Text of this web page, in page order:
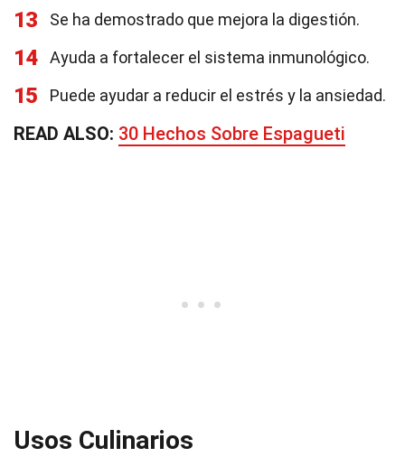
13 Se ha demostrado que mejora la digestión.
14 Ayuda a fortalecer el sistema inmunológico.
15 Puede ayudar a reducir el estrés y la ansiedad.
READ ALSO: 30 Hechos Sobre Espagueti
Usos Culinarios